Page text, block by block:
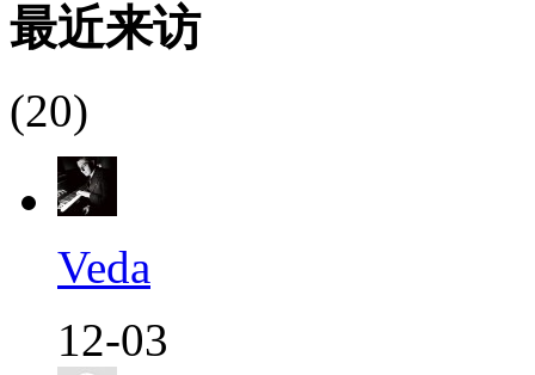
最近来访
(20)
Veda
12-03